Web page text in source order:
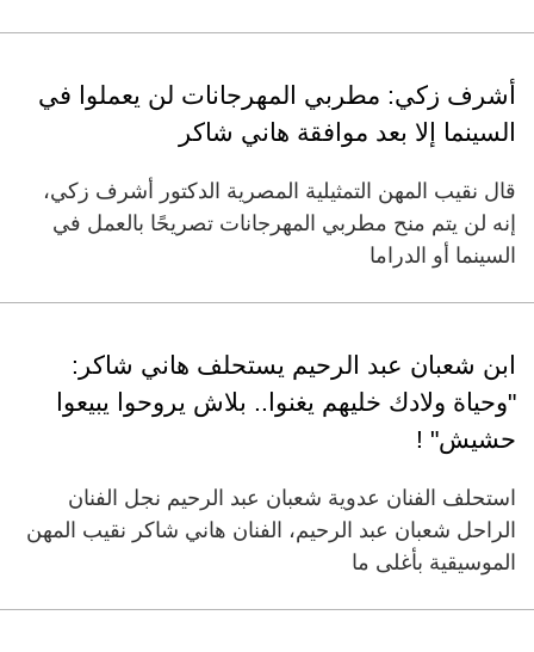
أشرف زكي: مطربي المهرجانات لن يعملوا في
السينما إلا بعد موافقة هاني شاكر
قال نقيب المهن التمثيلية المصرية الدكتور أشرف زكي،
إنه لن يتم منح مطربي المهرجانات تصريحًا بالعمل في
السينما أو الدراما
ابن شعبان عبد الرحيم يستحلف هاني شاكر:
"وحياة ولادك خليهم يغنوا.. بلاش يروحوا يبيعوا
حشيش" !
استحلف الفنان عدوية شعبان عبد الرحيم نجل الفنان
الراحل شعبان عبد الرحيم، الفنان هاني شاكر نقيب المهن
الموسيقية بأغلى ما